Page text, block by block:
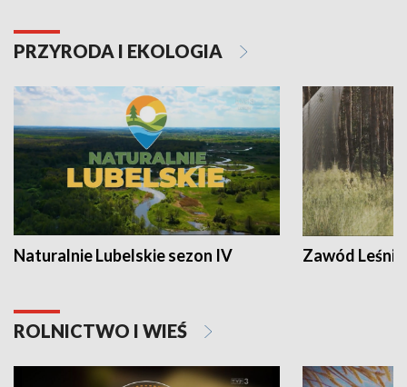
PRZYRODA I EKOLOGIA
Naturalnie Lubelskie sezon IV Zawód Leśnik
ROLNICTWO I WIEŚ